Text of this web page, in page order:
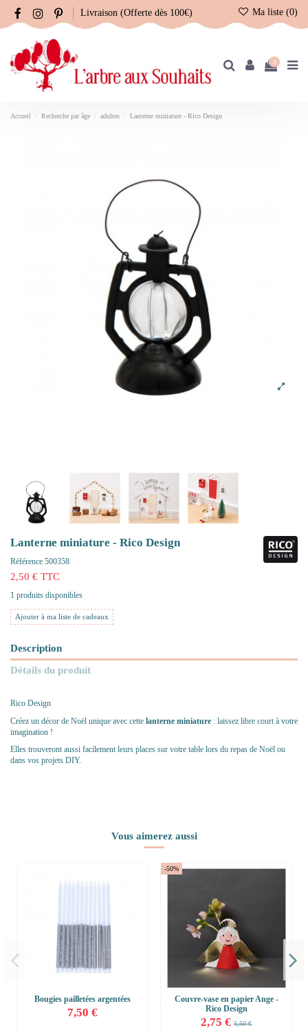
Livraison (Offerte dès 100€) Ma liste (0)
0
Accueil Recherche par âge adultes Lanterne miniature - Rico Design
Lanterne miniature - Rico Design
Référence 500358
2,50 € TTC
1 produits disponibles
Ajouter à ma liste de cadeaux
Description
Détails du produit
Rico Design
Créez un décor de Noël unique avec cette lanterne miniature : laissez libre court à votre
imagination !
Elles trouveront aussi facilement leurs places sur votre table lors du repas de Noël ou
dans vos projets DIY.
Vous aimerez aussi
Bougies pailletées argentées
7,50 €
-50%
Couvre-vase en papier Ange -
Rico Design
2,75 €5,50 €